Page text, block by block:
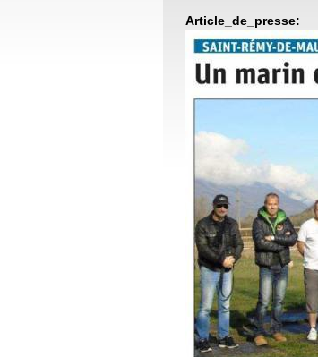
Article_de_presse: